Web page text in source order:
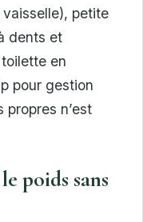
petite
dents et
en
pour gestion
n’est
poids sans